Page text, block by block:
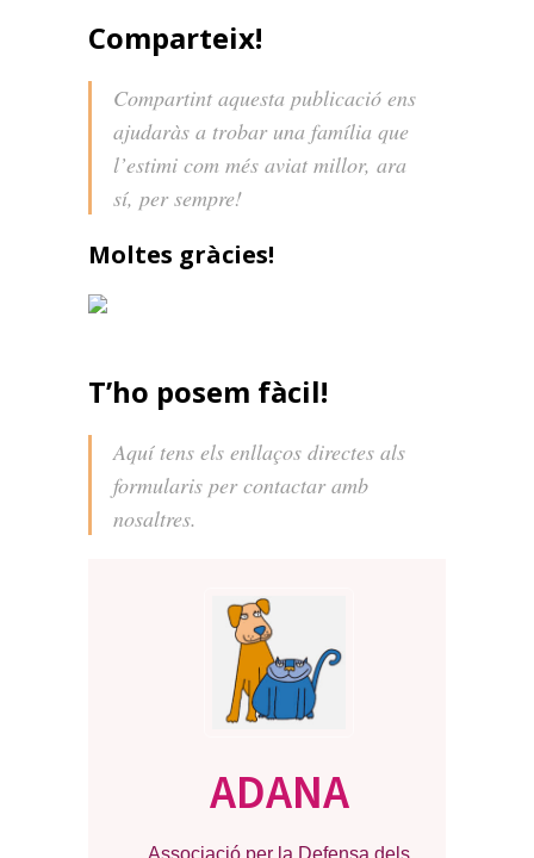
Comparteix!
Compartint aquesta publicació ens
ajudaràs a trobar una família que
l’estimi com més aviat millor, ara
sí, per sempre!
Moltes gràcies!
T’ho posem fàcil!
Aquí tens els enllaços directes als
formularis per contactar amb
nosaltres.